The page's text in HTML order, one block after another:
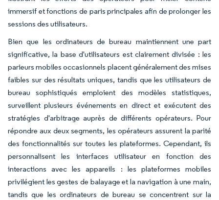
immersif et fonctions de paris principales afin de prolonger les
sessions des utilisateurs.
Bien que les ordinateurs de bureau maintiennent une part
significative, la base d'utilisateurs est clairement divisée : les
parieurs mobiles occasionnels placent généralement des mises
faibles sur des résultats uniques, tandis que les utilisateurs de
bureau sophistiqués emploient des modèles statistiques,
surveillent plusieurs événements en direct et exécutent des
stratégies d'arbitrage auprès de différents opérateurs. Pour
répondre aux deux segments, les opérateurs assurent la parité
des fonctionnalités sur toutes les plateformes. Cependant, ils
personnalisent les interfaces utilisateur en fonction des
interactions avec les appareils : les plateformes mobiles
privilégient les gestes de balayage et la navigation à une main,
tandis que les ordinateurs de bureau se concentrent sur la